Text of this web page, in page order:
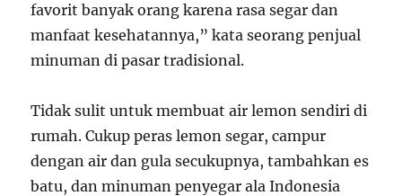
favorit banyak orang karena rasa segar dan
manfaat kesehatannya,” kata seorang penjual
minuman di pasar tradisional.
Tidak sulit untuk membuat air lemon sendiri di
rumah. Cukup peras lemon segar, campur
dengan air dan gula secukupnya, tambahkan es
batu, dan minuman penyegar ala Indonesia